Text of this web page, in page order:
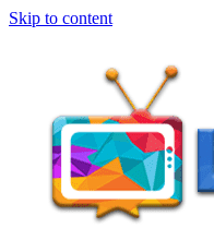
Skip to content